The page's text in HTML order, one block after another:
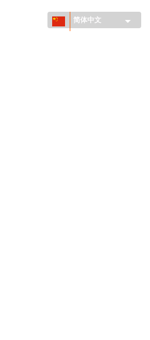
ColorKid.net
简体中文